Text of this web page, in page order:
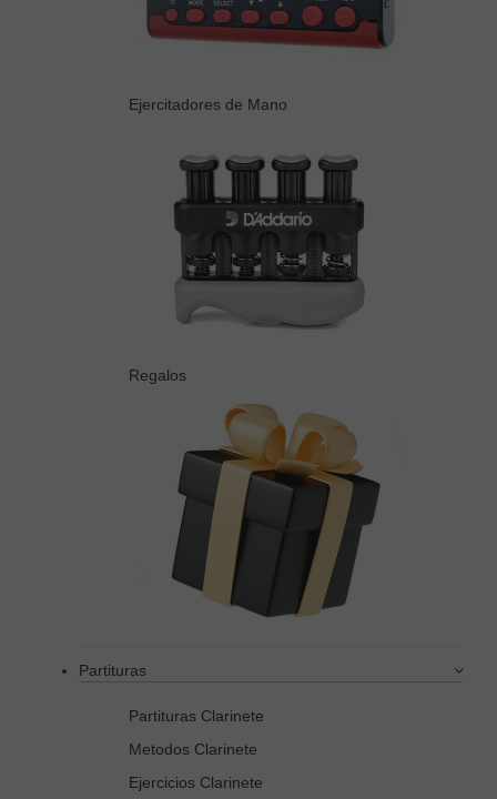
Ejercitadores de Mano
Regalos
Partituras
Partituras Clarinete
Metodos Clarinete
Ejercicios Clarinete